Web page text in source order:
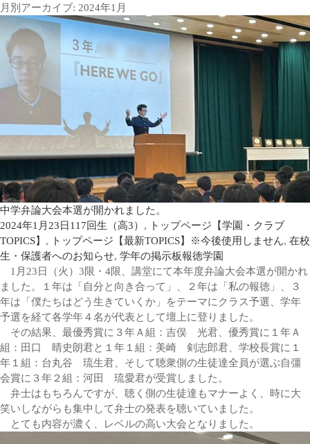
月別アーカイブ: 2024年1月
中学弁論大会本選が開かれました。
2024年1月23日 117回生（高3） ,
トップページ【学園・クラブ
TOPICS】 , トップページ【最新TOPICS】※今後使用しません, 在校
生・保護者へのお知らせ, 学年の掲示板報徳学園
1月23日（火）3限・4限、講堂にて本年度弁論大会本選が開かれ
ました。１年は「自分と向き合って」、２年は「私の報徳」、３
年は「僕たちはどう生きていくか」をテーマにクラス予選、学年
予選を経て各学年４名が代表として壇上に登りました。
その結果、最優秀賞に３年Ａ組：吉俣 光君、優秀賞に１年Ａ
組：田口 晴史朗君と１年１組：美崎 剣志郎君、学校長賞に１
年１組：台丸谷 琉生君、そして聴衆側の生徒達全員が選ぶ自彊
会賞に３年２組：河田 琉愛君が受賞しました。
弁士はもちろんですが、聴く側の生徒達もマナーよく、時に大
笑いしながらも集中して弁士の発表を聴いていました。
とても内容が濃く、レベルの高い大会となりました。